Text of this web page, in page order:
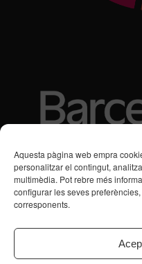
Aquesta pàgina web empra
personalitzar el contingut,
multimèdia. Pot rebre més
configurar les seves
corresponents.
Subvencions des de 2016
Programa de Vacances/
Transtorns de Salut Mental